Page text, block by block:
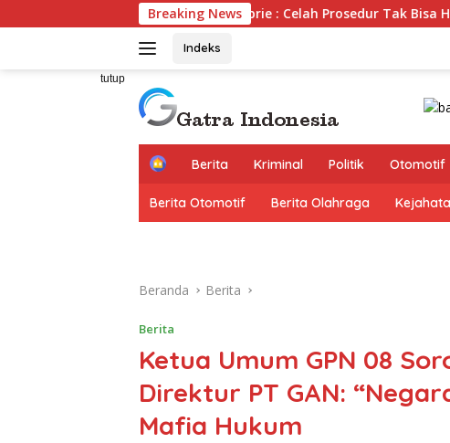
ke
Breaking News
Praperadilan Ferbrie : Celah Prosedur Tak Bisa Halalkan Asal Usul
Indeks
tutup
H
m
e
Berita Kriminal Politik Otomotif
Berita Otomotif Berita Olahraga
Beranda Berita
Berita
Ketua Umum GPN 08
Direktur PT GAN:
Mafia Hukum